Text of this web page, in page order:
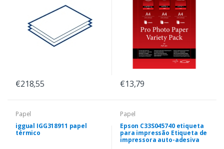
€218,55 €13,79
Papel
iggual IGG318911 papel
térmico
Papel
Epson C33S045740 etiqueta
para impressão Etiqueta de
impressora auto-adesiva